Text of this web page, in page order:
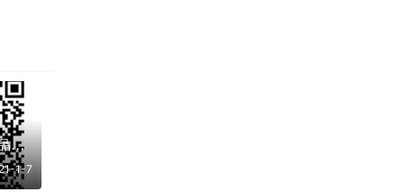
1.7每日淘宝特价商品干货
1-7